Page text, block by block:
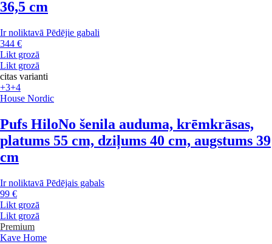
36,5 cm
Ir noliktavā Pēdējie gabali
344 €
Likt grozā
Likt grozā
citas varianti
+3+4
House Nordic
Pufs HiloNo šenila auduma, krēmkrāsas,
platums 55 cm, dziļums 40 cm, augstums 39
cm
Ir noliktavā Pēdējais gabals
99 €
Likt grozā
Likt grozā
Premium
Kave Home